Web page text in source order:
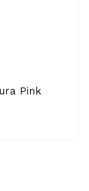
Pink